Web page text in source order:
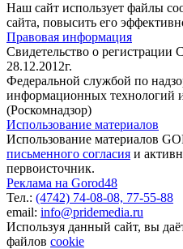
Наш сайт использует файлы
сайта, повысить его
Правовая информация
Свидетельство о
28.12.2012г.
Федеральной службой по
информационных технологий
(Роскомнадзор)
Использование материалов
Использование материалов
письменного согласия и
первоисточник.
Реклама на Gorod48
Тел.: (4742) 74-08-08, 77-55-88
email: info@pridemedia.ru
Используя данный сайт, вы
файлов cookie